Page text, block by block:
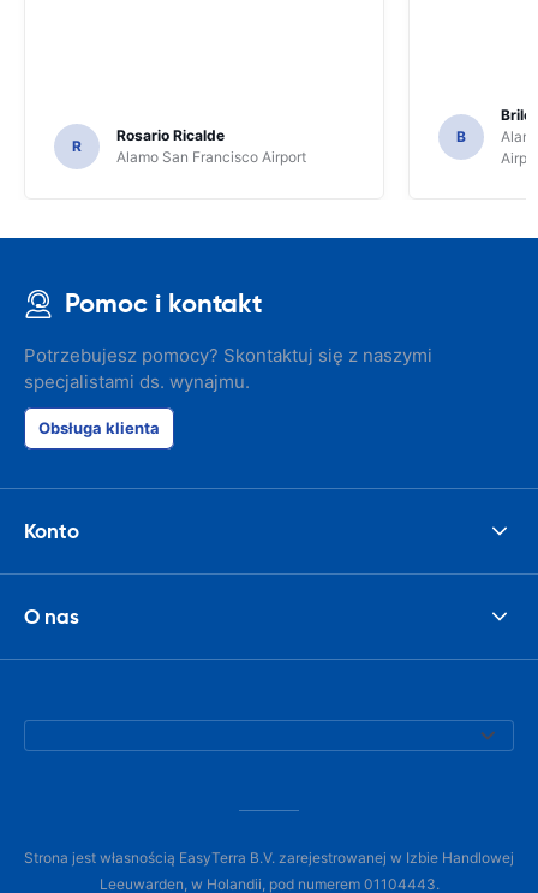
R
Rosario Ricalde
Alamo San Francisco Airport
B
Pomoc i kontakt
Potrzebujesz pomocy? Skontaktuj się z naszymi
specjalistami ds. wynajmu.
Obsługa klienta
Konto
O nas
Strona jest własnością EasyTerra B.V. zarejestrowanej w Izbie Handlowej
Leeuwarden, w Holandii, pod numerem 01104443.